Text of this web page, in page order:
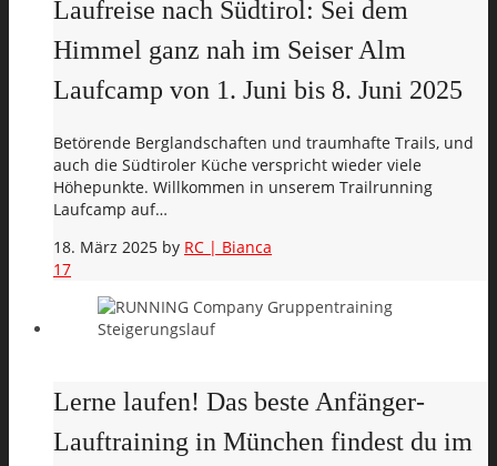
Laufreise nach Südtirol: Sei dem
Himmel ganz nah im Seiser Alm
Laufcamp von 1. Juni bis 8. Juni 2025
Betörende Berglandschaften und traumhafte Trails, und
auch die Südtiroler Küche verspricht wieder viele
Höhepunkte. Willkommen in unserem Trailrunning
Laufcamp auf…
18. März 2025 by RC | Bianca
17
Lerne laufen! Das beste Anfänger-
Lauftraining in München findest du im